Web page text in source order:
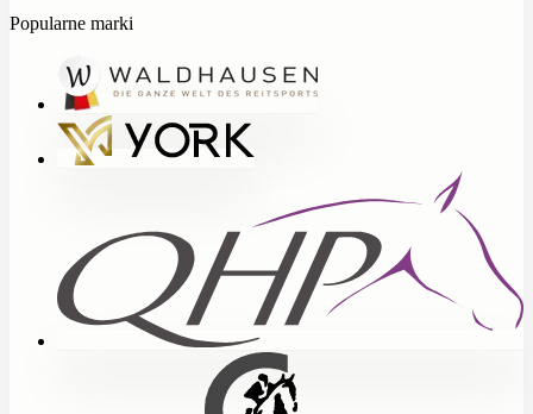
Popularne marki